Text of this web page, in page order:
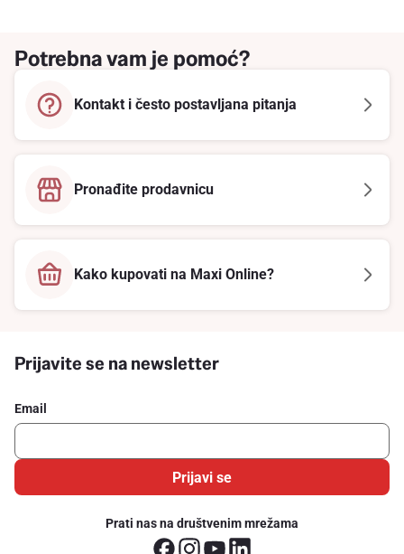
Potrebna vam je pomoć?
Kontakt i često postavljana pitanja
Pronađite prodavnicu
Kako kupovati na Maxi Online?
Prijavite se na newsletter
Email
Prijavi se
Prati nas na društvenim mrežama